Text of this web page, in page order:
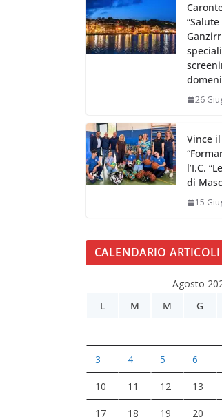
26
Vince
l’I.C.
di
15
CALENDARIO ARTICOLI
Agosto
L
M M G
3 4 5 6
10 11 12 13
17 18 19 20